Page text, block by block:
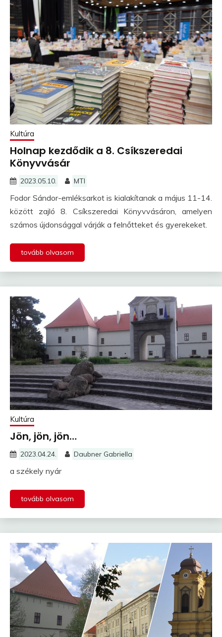
Kultúra
Holnap kezdődik a 8. Csíkszeredai
Könyvvásár
2023.05.10. MTI
Fodor Sándor-emléksarkot is kialakítanak a május 11-14.
között zajló 8. Csíkszeredai Könyvvásáron, amelyen
számos újdonsággal várják a felnőtteket és gyerekeket.
tovább olvasom
Kultúra
Jön, jön, jön…
2023.04.24. Daubner Gabriella
a székely nyár
tovább olvasom